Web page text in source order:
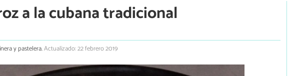
a la cubana tradicional
y pastelera.Actualizado: 22 febrero 2019